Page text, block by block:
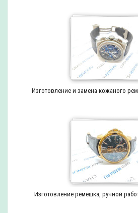
Изготовление и замена кожаного
Изготовление ремешка, ручной